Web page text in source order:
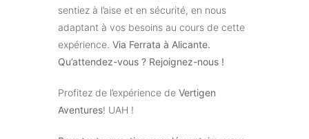
sentiez à l’aise et en sécurité, en nous
adaptant à vos besoins au cours de cette
expérience. Via Ferrata à Alicante.
Qu’attendez-vous ? Rejoignez-nous !
Profitez de l’expérience de Vertigen
Aventures! UAH !